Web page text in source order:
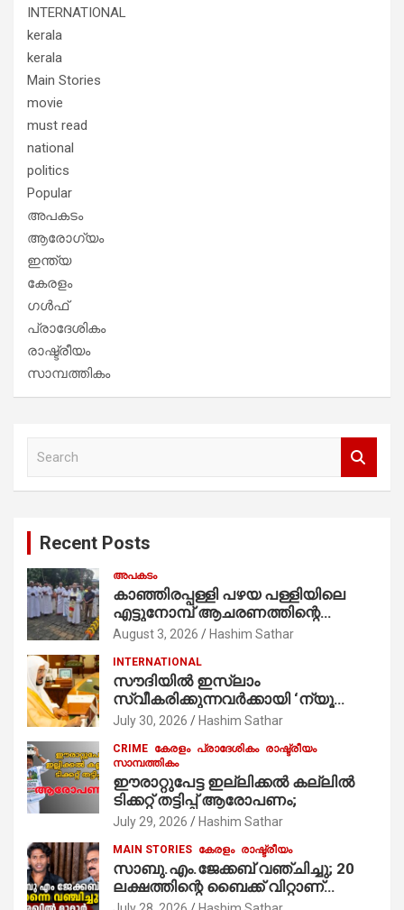
INTERNATIONAL
kerala
kerala
Main Stories
movie
must read
national
politics
Popular
അപകടം
ആരോഗ്യം
ഇന്ത്യ
കേരളം
ഗൾഫ്
പ്രാദേശികം
രാഷ്ട്രീയം
സാമ്പത്തികം
Recent Posts
അപകടം
കാഞ്ഞിരപ്പള്ളി പഴയ പള്ളിയിലെ
എട്ടുനോമ്പ് ആചരണത്തിന്റെ
ഭാഗമായുള്ള പന്തലിന്റെ കാൽനാട്ട്
കുര്യൻ താമരശ്ശേരി
നിർവഹിക്കുന്നു.
August 3, 2026 Hashim Sathar
INTERNATIONAL
സൗദിയില്‍ ഇസ്‌ലാം
സ്വീകരിക്കുന്നവര്‍ക്കായി ‘ന്യൂ
മുസ്ലിം’ ഡിജിറ്റല്‍ കാര്‍ഡ് സേവനം
July 30, 2026 Hashim Sathar
CRIME കേരളം പ്രാദേശികം രാഷ്ട്രീയം
സാമ്പത്തികം
ഈരാറ്റുപേട്ട ഇല്ലിക്കൽ കല്ലിൽ
ടിക്കറ്റ് തട്ടിപ്പ് ആരോപണം;
July 29, 2026 Hashim Sathar
MAIN STORIES കേരളം രാഷ്ട്രീയം
സാബു.എം.ജേക്കബ് വഞ്ചിച്ചു; 20
ലക്ഷത്തിന്റെ ബൈക്ക് വിറ്റാണ്
തൃക്കാക്കരയില്‍ മത്സരിച്ചത്!